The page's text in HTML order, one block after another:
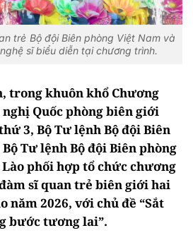
trẻ Bộ đội Biên phòng Việt Nam và
sĩ biểu diễn tại chương trình.
trong khuôn khổ Chương
Quốc phòng biên giới
3, Bộ Tư lệnh Bộ đội Biên
Tư lệnh Bộ đội Biên phòng
phối hợp tổ chức chương
sĩ quan trẻ biên giới hai
năm 2026, với chủ đề “Sắt
bước tương lai”.